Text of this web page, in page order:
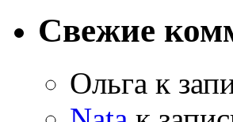
Свежие
Ольга к